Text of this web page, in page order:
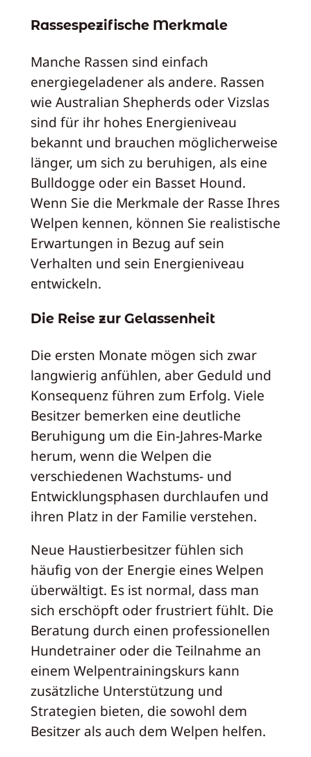
Rassespezifische Merkmale
Manche Rassen sind einfach
energiegeladener als andere. Rassen
wie Australian Shepherds oder Vizslas
sind für ihr hohes Energieniveau
bekannt und brauchen möglicherweise
länger, um sich zu beruhigen, als eine
Bulldogge oder ein Basset Hound.
Wenn Sie die Merkmale der Rasse Ihres
Welpen kennen, können Sie realistische
Erwartungen in Bezug auf sein
Verhalten und sein Energieniveau
entwickeln.
Die Reise zur Gelassenheit
Die ersten Monate mögen sich zwar
langwierig anfühlen, aber Geduld und
Konsequenz führen zum Erfolg. Viele
Besitzer bemerken eine deutliche
Beruhigung um die Ein-Jahres-Marke
herum, wenn die Welpen die
verschiedenen Wachstums- und
Entwicklungsphasen durchlaufen und
ihren Platz in der Familie verstehen.
Neue Haustierbesitzer fühlen sich
häufig von der Energie eines Welpen
überwältigt. Es ist normal, dass man
sich erschöpft oder frustriert fühlt. Die
Beratung durch einen professionellen
Hundetrainer oder die Teilnahme an
einem Welpentrainingskurs kann
zusätzliche Unterstützung und
Strategien bieten, die sowohl dem
Besitzer als auch dem Welpen helfen.